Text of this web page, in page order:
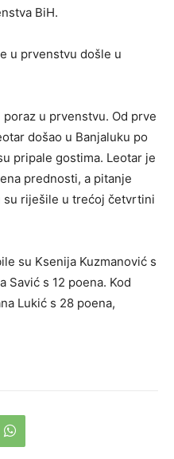
BiH.
u prvenstvu došle u
u prvenstvu. Od prve
došao u Banjaluku po
pripale gostima. Leotar je
prednosti, a pitanje
su riješile u trećoj četvrtini
su Ksenija Kuzmanović s
Savić s 12 poena. Kod
Lukić s 28 poena,